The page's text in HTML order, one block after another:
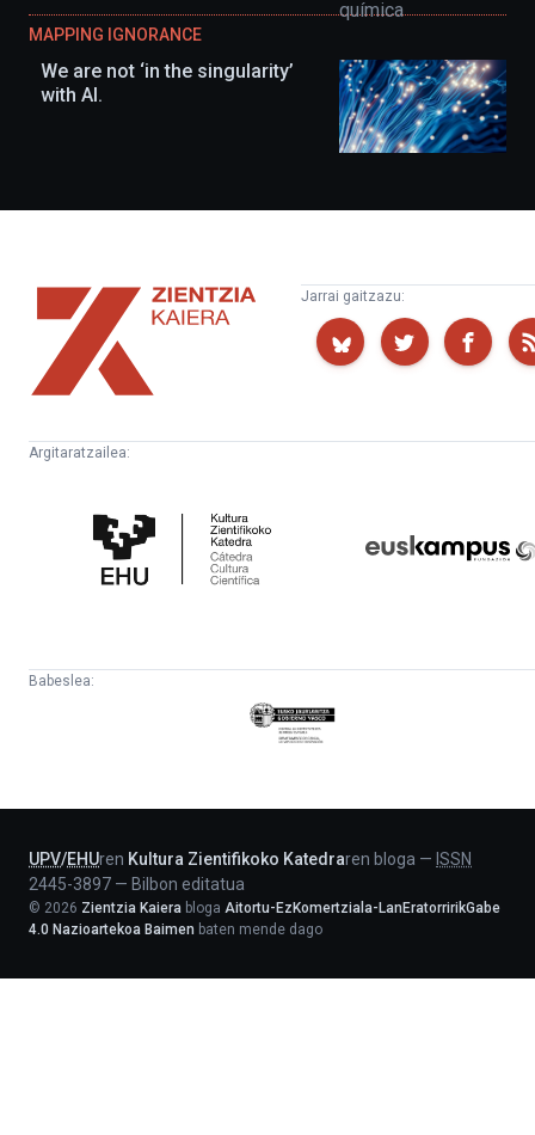
MAPPING IGNORANCE
We are not ‘in the singularity’
with AI.
Zientzia
Kaiera
Jarrai gaitzazu:
Argitaratzailea:
Zientifikoko
Katedra
Babeslea:
Eusko
Jaurlaritza
UPV/EHUren Kultura Zientifikoko Katedraren bloga — ISSN
2445-3897 — Bilbon editatua
© 2026 Zientzia Kaiera bloga Aitortu-EzKomertziala-LanEratorririkGabe
4.0 Nazioartekoa Baimen baten mende dago